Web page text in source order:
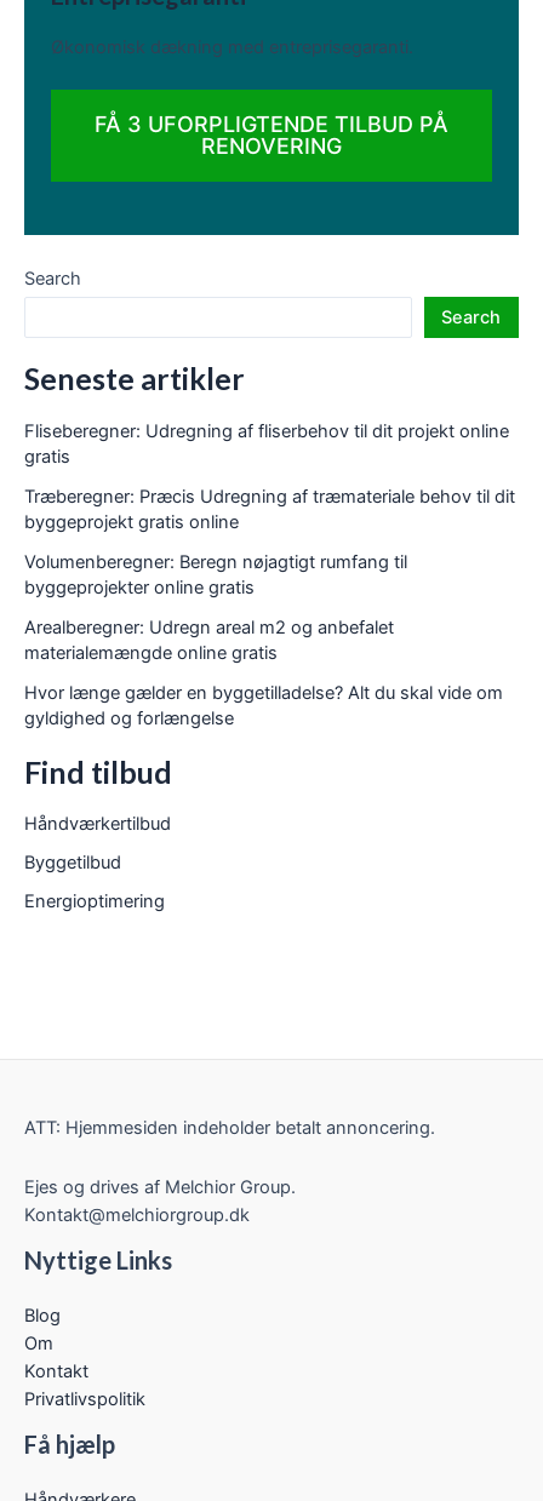
Økonomisk dækning med entreprisegaranti.
FÅ 3 UFORPLIGTENDE TILBUD PÅ
RENOVERING
Search
Search
Seneste artikler
Fliseberegner: Udregning af fliserbehov til dit projekt online
gratis
Træberegner: Præcis Udregning af træmateriale behov til dit
byggeprojekt gratis online
Volumenberegner: Beregn nøjagtigt rumfang til
byggeprojekter online gratis
Arealberegner: Udregn areal m2 og anbefalet
materialemængde online gratis
Hvor længe gælder en byggetilladelse? Alt du skal vide om
gyldighed og forlængelse
Find tilbud
Håndværkertilbud
Byggetilbud
Energioptimering
ATT: Hjemmesiden indeholder betalt annoncering.
Ejes og drives af Melchior Group.
Kontakt@melchiorgroup.dk
Nyttige Links
Blog
Om
Kontakt
Privatlivspolitik
Få hjælp